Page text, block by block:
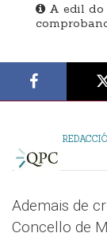
A edil do
Ademais de
Concello de